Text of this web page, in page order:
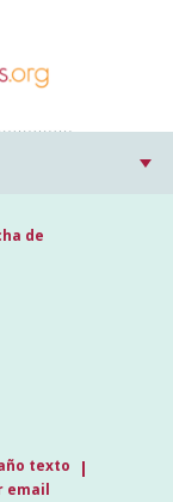
de
texto
email